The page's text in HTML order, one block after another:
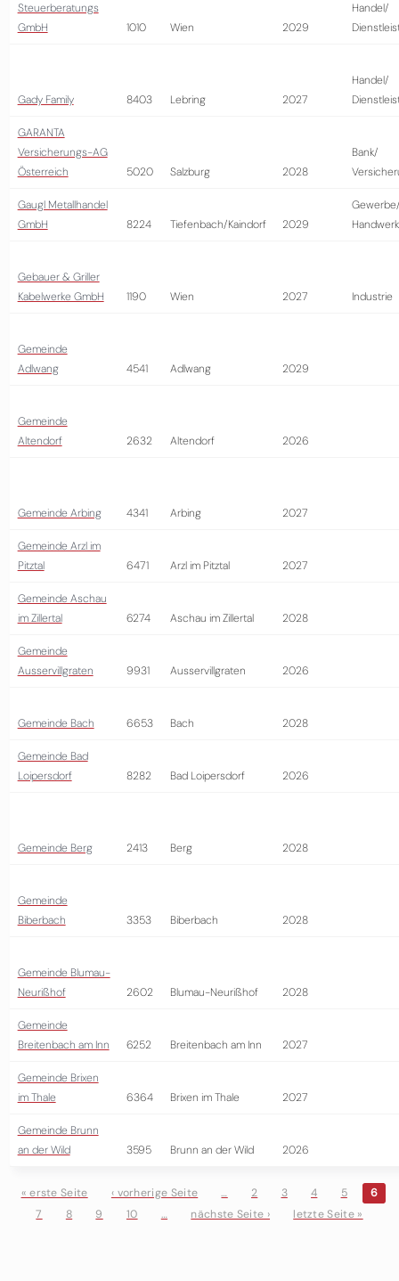
Steuerberatungs
GmbH
1010 Wien 2029
Handel/
Gady Family 8403 Lebring 2027
Handel/
GARANTA
Versicherungs-AG
Österreich
5020 Salzburg 2028
Bank/
Gaugl Metallhandel
GmbH
8224 Tiefenbach/Kaindorf 2029
Gewerbe/
Handwerk
Gebauer & Griller
Kabelwerke GmbH
1190 Wien 2027 Industrie
Gemeinde
Adlwang
4541 Adlwang 2029
Gemeinde
Altendorf
2632 Altendorf 2026
Gemeinde Arbing 4341 Arbing 2027
Gemeinde Arzl im
Pitztal
6471 Arzl im Pitztal 2027
Gemeinde Aschau
im Zillertal
6274 Aschau im Zillertal 2028
Gemeinde
Ausservillgraten
9931 Ausservillgraten 2026
Gemeinde Bach 6653 Bach 2028
Gemeinde Bad
Loipersdorf
8282 Bad Loipersdorf 2026
Gemeinde Berg 2413 Berg 2028
Gemeinde
Biberbach
3353 Biberbach 2028
Gemeinde Blumau-
Neurißhof
2602 Blumau-Neurißhof 2028
Gemeinde
Breitenbach am Inn
6252 Breitenbach am Inn 2027
Gemeinde Brixen
im Thale
6364 Brixen im Thale 2027
Gemeinde Brunn
an der Wild
3595 Brunn an der Wild 2026
Seiten
« erste Seite ‹ vorherige Seite … 2 3 4 5
6
7
8 9 10 … nächste Seite › letzte Seite »